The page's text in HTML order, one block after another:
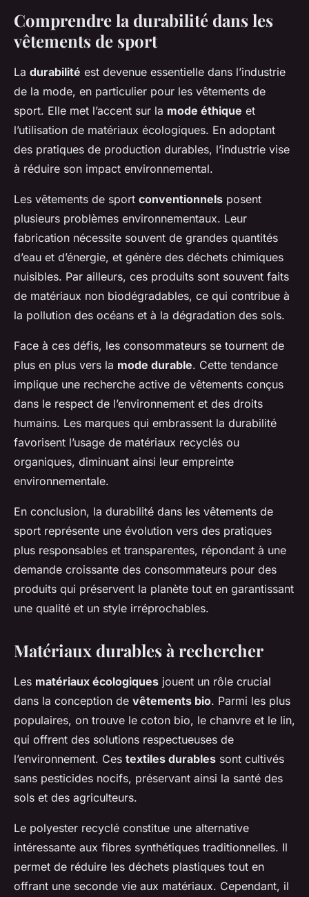
Comprendre la durabilité dans les
vêtements de sport
La durabilité est devenue essentielle dans l’industrie
de la mode, en particulier pour les vêtements de
sport. Elle met l’accent sur la mode éthique et
l’utilisation de matériaux écologiques. En adoptant
des pratiques de production durables, l’industrie vise
à réduire son impact environnemental.
Les vêtements de sport conventionnels posent
plusieurs problèmes environnementaux. Leur
fabrication nécessite souvent de grandes quantités
d’eau et d’énergie, et génère des déchets chimiques
nuisibles. Par ailleurs, ces produits sont souvent faits
de matériaux non biodégradables, ce qui contribue à
la pollution des océans et à la dégradation des sols.
Face à ces défis, les consommateurs se tournent de
plus en plus vers la mode durable. Cette tendance
implique une recherche active de vêtements conçus
dans le respect de l’environnement et des droits
humains. Les marques qui embrassent la durabilité
favorisent l’usage de matériaux recyclés ou
organiques, diminuant ainsi leur empreinte
environnementale.
En conclusion, la durabilité dans les vêtements de
sport représente une évolution vers des pratiques
plus responsables et transparentes, répondant à une
demande croissante des consommateurs pour des
produits qui préservent la planète tout en garantissant
une qualité et un style irréprochables.
Matériaux durables à rechercher
Les matériaux écologiques jouent un rôle crucial
dans la conception de vêtements bio. Parmi les plus
populaires, on trouve le coton bio, le chanvre et le lin,
qui offrent des solutions respectueuses de
l’environnement. Ces textiles durables sont cultivés
sans pesticides nocifs, préservant ainsi la santé des
sols et des agriculteurs.
Le polyester recyclé constitue une alternative
intéressante aux fibres synthétiques traditionnelles. Il
permet de réduire les déchets plastiques tout en
offrant une seconde vie aux matériaux. Cependant, il